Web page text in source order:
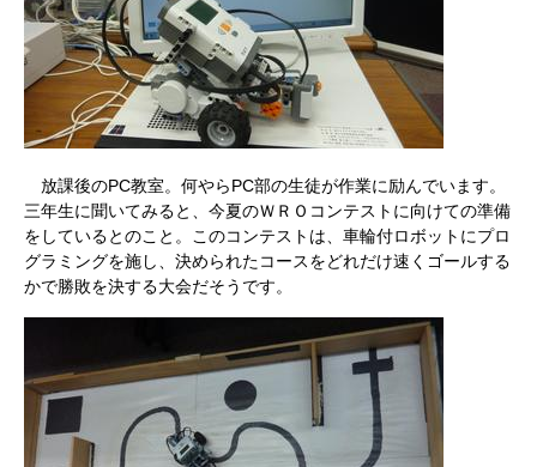
放課後のPC教室。何やらPC部の生徒が作業に励んでいます。
三年生に聞いてみると、今夏のＷＲＯコンテストに向けての準備
をしているとのこと。このコンテストは、車輪付ロボットにプロ
グラミングを施し、決められたコースをどれだけ速くゴールする
かで勝敗を決する大会だそうです。